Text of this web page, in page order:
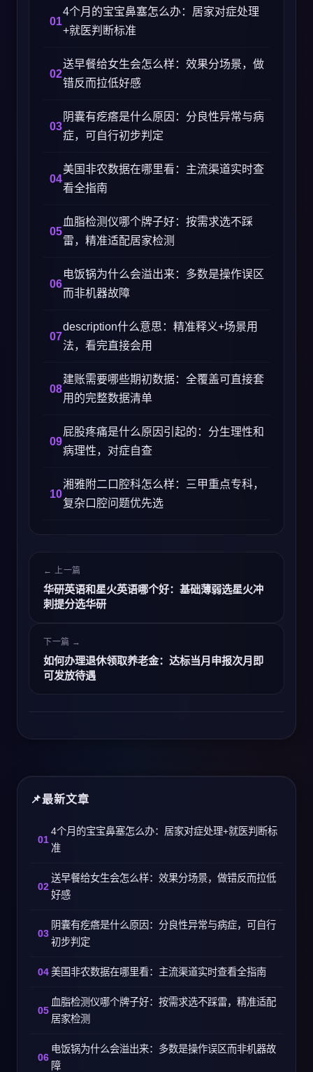
4个月的宝宝鼻塞怎么办：居家对症处理
+就医判断标准
送早餐给女生会怎么样：效果分场景，做
错反而拉低好感
阴囊有疙瘩是什么原因：分良性异常与病
症，可自行初步判定
美国非农数据在哪里看：主流渠道实时查
看全指南
血脂检测仪哪个牌子好：按需求选不踩
雷，精准适配居家检测
电饭锅为什么会溢出来：多数是操作误区
而非机器故障
description什么意思：精准释义+场景用
法，看完直接会用
建账需要哪些期初数据：全覆盖可直接套
用的完整数据清单
屁股疼痛是什么原因引起的：分生理性和
病理性，对症自查
湘雅附二口腔科怎么样：三甲重点专科，
复杂口腔问题优先选
← 上一篇
华研英语和星火英语哪个好：基础薄弱选星火冲
刺提分选华研
下一篇 →
如何办理退休领取养老金：达标当月申报次月即
可发放待遇
最新文章
4个月的宝宝鼻塞怎么办：居家对症处理+就医判断标
准
送早餐给女生会怎么样：效果分场景，做错反而拉低
好感
阴囊有疙瘩是什么原因：分良性异常与病症，可自行
初步判定
美国非农数据在哪里看：主流渠道实时查看全指南
血脂检测仪哪个牌子好：按需求选不踩雷，精准适配
居家检测
电饭锅为什么会溢出来：多数是操作误区而非机器故
障